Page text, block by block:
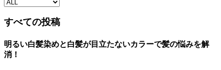
すべての投稿
明るい白髪染めと白髪が目立たないカラーで髪の悩みを解
消！